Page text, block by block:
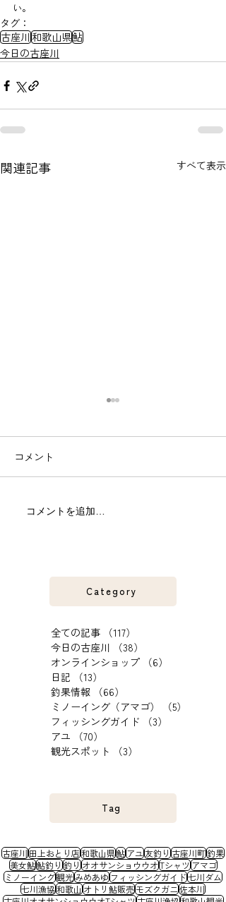
い。
タグ：
古座川和歌山県鮎
今日の古座川
関連記事 すべて表示
古座川の水況。和歌山県
コメント
コメントを追加…
Category
全ての記事 （117）
今日の古座川
（38）
オンラインショップ
（6）
日記
（13）
釣果情報
（66）
ミノーイング（アマゴ）
（5）
フィッシングガイド
（3）
アユ
（70）
観光スポット
（3）
Tag
古座川田上おとり店和歌山県鮎アユ友釣り古座川町釣果
美女鮎鮎釣り釣りオオサンショウウオTシャツアマゴ
ミノーイング観光みめあゆフィッシングガイド七川ダム
七川漁協和歌山オトリ鮎販売モズクガニ佐本川